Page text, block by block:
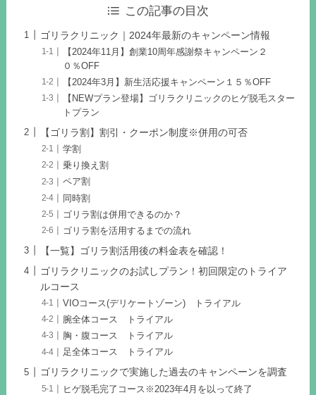
この記事の目次
ゴリラクリニック｜2024年最新のキャンペーン情報
【2024年11月】創業10周年感謝祭キャンペーン２
０％OFF
【2024年3月】新生活応援キャンペーン１５％OFF
【NEWプラン登場】ゴリラクリニックのヒゲ脱毛スター
トプラン
【ゴリラ割】割引・クーポン制度※併用の可否
学割
乗り換え割
ペア割
同時割
ゴリラ割は併用できるのか？
ゴリラ割を活用するまでの流れ
【一覧】ゴリラ割活用後の料金表を確認！
ゴリラクリニックのお試しプラン！初回限定のトライア
ルコース
VIOコース(デリケートゾーン) トライアル
腕全体コース トライアル
胸・腹コース トライアル
足全体コース トライアル
ゴリラクリニックで実施した過去のキャンペーンを調査
ヒゲ脱毛完了コース※2023年4月を以って終了